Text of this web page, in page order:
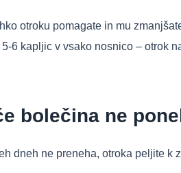
otroku pomagate in mu
6 kapljic v vsako nosnico – otrok
bolečina ne
dneh ne preneha, otroka peljite k